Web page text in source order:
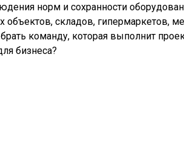
норм и сохранности
складов, гипермаркетов,
команду, которая выполнит
бизнеса?